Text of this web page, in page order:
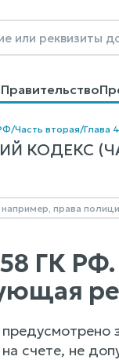
Правительство
/Часть вторая/Глава
КОДЕКС
ГК
счете, не